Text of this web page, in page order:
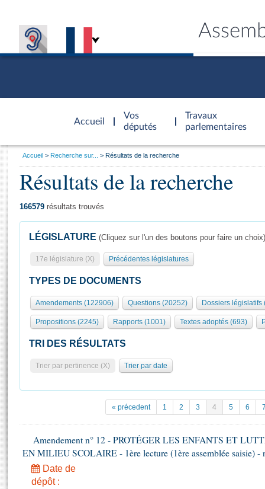
Accueil
d'accueil
Vos
députés
Travaux
parlementaires
Présidence
577 députés
Groupes politiques
Séance publique
Commissions et autres organes
Europe et International
Pétitions
Projets de loi
Propositions de loi
Amendements
Textes adoptés
Général
Rôle et pouvoirs de l'Assemblée
Organisation de l'Assemblée
Présidence Conférence des Présidents Bureau Collège des
Statistiques et chiffres clés
Documents de référence
( Constitution | Règlement de l'Assemblée ... )
Juniors
Visiter l'Assemblée
Visite virtuelle du palais Bourbon
Assister à une séance
Contacts et plan d'accès
Photos libres de droit
Vous
Accueil Recherche sur... Résultats de la recherche
Résultats de la recherche
166579 résultats trouvés
LÉGISLATURE (Cliquez sur l'un des boutons pour faire un choix)
17e législature (X) Précédentes législatures
TYPES DE DOCUMENTS
Amendements (122906) Questions (20252) Dossiers législatifs
Propositions (2245) Rapports (1001) Textes adoptés (693)
TRI DES RÉSULTATS
Trier par pertinence (X) Trier par date
« précedent 1 2 3 4 5 6
Amendement n° 12 - PROTÉGER LES ENFANTS ET
EN MILIEU SCOLAIRE - 1ère lecture (1ère assemblée saisie) -
Date de
dépôt :